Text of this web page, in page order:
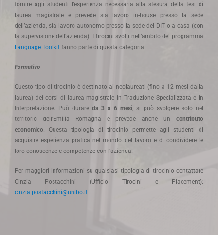
fornire agli studenti l’esperienza necessaria alla stesura della tesi di
laurea magistrale e prevede sia lavoro in-house presso la sede
dell’azienda, sia lavoro autonomo presso la sede del DIT o a casa (con
la supervisione dell’azienda). I tirocini svolti nell’ambito del programma
Language Toolkit fanno parte di questa categoria.
Formativo
Questo tipo di tirocinio è destinato ai neolaureati (fino a 12 mesi dalla
laurea) dei corsi di laurea magistrale in Traduzione Specializzata e in
Interpretazione. Può durareda 3 a 6 mesi, si può svolgere solo nel
territorio dell’Emilia Romagna e prevede anche un contributo
economico. Questa tipologia di tirocinio permette agli studenti di
acquisire esperienza pratica nel mondo del lavoro e di condividere le
loro conoscenze e competenze con l’azienda.
Per maggiori informazioni su qualsiasi tipologia di tirocinio contattare
Cinzia Postacchini (Ufficio Tirocini e Placement):
cinzia.postacchini@unibo.it